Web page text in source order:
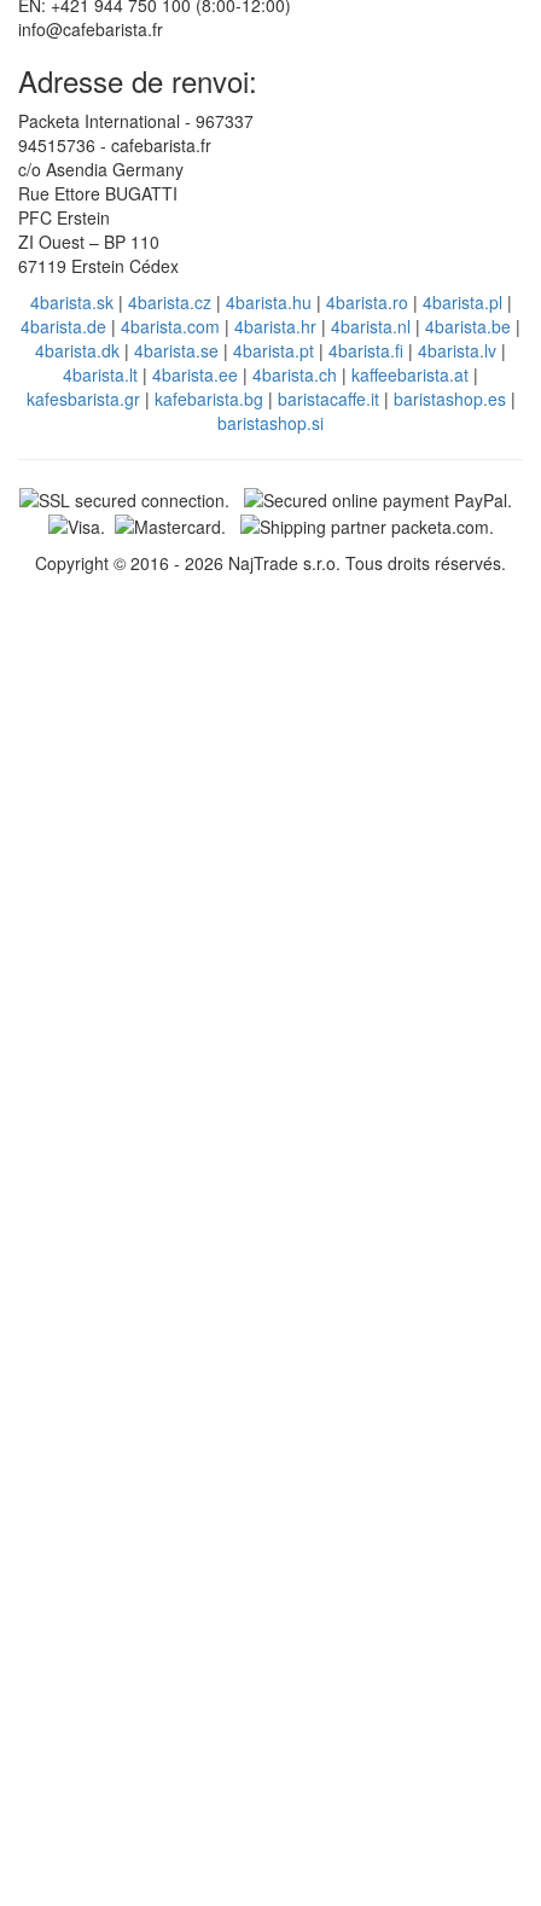
EN: +421 944 750 100 (8:00-12:00)
info@cafebarista.fr
Adresse de renvoi:
Packeta International - 967337
94515736 - cafebarista.fr
c/o Asendia Germany
Rue Ettore BUGATTI
PFC Erstein
ZI Ouest – BP 110
67119 Erstein Cédex
4barista.sk| 4barista.cz| 4barista.hu | 4barista.ro | 4barista.pl |
4barista.de | 4barista.com | 4barista.hr | 4barista.nl | 4barista.be |
4barista.dk | 4barista.se | 4barista.pt | 4barista.fi | 4barista.lv |
4barista.lt | 4barista.ee | 4barista.ch | kaffeebarista.at |
kafesbarista.gr| kafebarista.bg | baristacaffe.it| baristashop.es|
baristashop.si
Copyright © 2016 - 2026 NajTrade s.r.o. Tous droits réservés.